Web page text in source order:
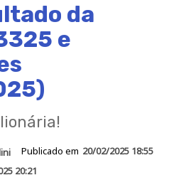
da
e
Publicado em 20/02/2025 18:55
20:21